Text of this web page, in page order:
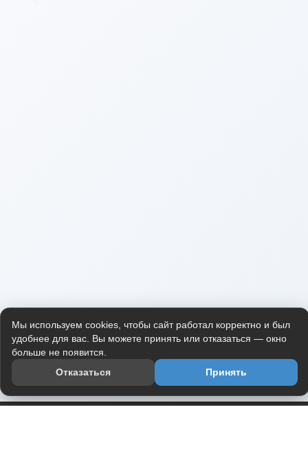
Мы используем cookies, чтобы сайт работал корректно и был
удобнее для вас. Вы можете принять или отказаться — окно
больше не появится.
Отказаться
Принять